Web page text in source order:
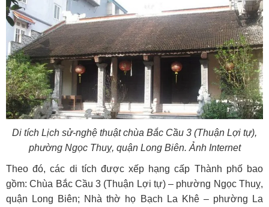
Di tích Lịch sử-nghệ thuật chùa Bắc Cầu 3 (Thuận Lợi tự),
phường Ngọc Thuỵ, quận Long Biên. Ảnh Internet
Theo đó, các di tích được xếp hạng cấp Thành phố bao
gồm: Chùa Bắc Cầu 3 (Thuận Lợi tự) – phường Ngọc Thuỵ,
quận Long Biên; Nhà thờ họ Bạch La Khê – phường La